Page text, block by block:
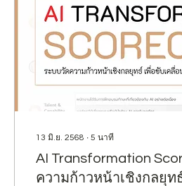
13 มิ.ย. 2568 ∙ 5 นาที
AI Transformation
ความก้าวหน้าเชิงกลยุท